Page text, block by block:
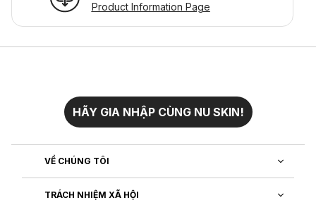
Product Information Page
HÃY GIA NHẬP CÙNG NU SKIN!
VỀ CHÚNG TÔI
TRÁCH NHIỆM XÃ HỘI